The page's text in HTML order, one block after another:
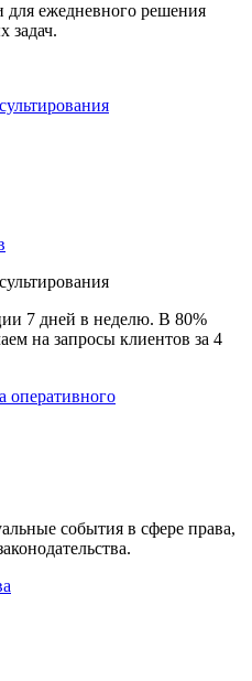
ежедневного решения
задач.
7 дней в неделю. В 80%
на запросы клиентов за 4
оперативного
события в сфере права,